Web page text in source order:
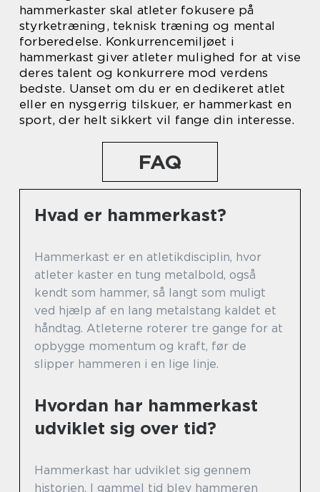
hammerkaster skal atleter fokusere på
styrketræning, teknisk træning og mental
forberedelse. Konkurrencemiljøet i
hammerkast giver atleter mulighed for at vise
deres talent og konkurrere mod verdens
bedste. Uanset om du er en dedikeret atlet
eller en nysgerrig tilskuer, er hammerkast en
sport, der helt sikkert vil fange din interesse.
FAQ
Hvad er hammerkast?
Hammerkast er en atletikdisciplin, hvor
atleter kaster en tung metalbold, også
kendt som hammer, så langt som muligt
ved hjælp af en lang metalstang kaldet et
håndtag. Atleterne roterer tre gange for at
opbygge momentum og kraft, før de
slipper hammeren i en lige linje.
Hvordan har hammerkast
udviklet sig over tid?
Hammerkast har udviklet sig gennem
historien. I gammel tid blev hammeren